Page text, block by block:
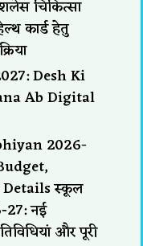
चिकित्सा
कार्ड हेतु
Desh Ki
Ab Digital
2026-
स्कूल
27: नई
और पूरी